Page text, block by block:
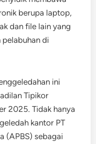
berupa laptop,
dan file lain yang
di
ini
Tipikor
2025. Tidak hanya
kantor PT
(APBS) sebagai